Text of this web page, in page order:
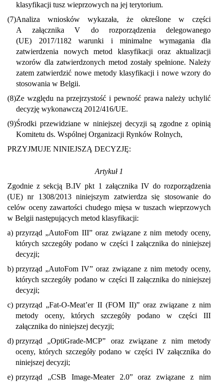
klasyfikacji tusz wieprzowych na jej terytorium.
(7)Analiza wniosków wykazała, że określone w części
A załącznika V do rozporządzenia delegowanego
(UE) 2017/1182 warunki i minimalne wymagania dla
zatwierdzenia nowych metod klasyfikacji oraz aktualizacji
wzorów dla zatwierdzonych metod zostały spełnione. Należy
zatem zatwierdzić nowe metody klasyfikacji i nowe wzory do
stosowania w Belgii.
(8)Ze względu na przejrzystość i pewność prawa należy uchylić
decyzję wykonawczą 2012/416/UE.
(9)Środki przewidziane w niniejszej decyzji są zgodne z opinią
Komitetu ds. Wspólnej Organizacji Rynków Rolnych,
PRZYJMUJE NINIEJSZĄ DECYZJĘ:
Artykuł 1
Zgodnie z sekcją B.IV pkt 1 załącznika IV do rozporządzenia
(UE) nr 1308/2013 niniejszym zatwierdza się stosowanie do
celów oceny zawartości chudego mięsa w tuszach wieprzowych
w Belgii następujących metod klasyfikacji:
a) przyrząd „AutoFom III” oraz związane z nim metody oceny,
których szczegóły podano w części I załącznika do niniejszej
decyzji;
b) przyrząd „AutoFom IV” oraz związane z nim metody oceny,
których szczegóły podano w części II załącznika do niniejszej
decyzji;
c) przyrząd „Fat-O-Meat’er II (FOM II)” oraz związane z nim
metody oceny, których szczegóły podano w części III
załącznika do niniejszej decyzji;
d) przyrząd „OptiGrade-MCP” oraz związane z nim metody
oceny, których szczegóły podano w części IV załącznika do
niniejszej decyzji;
e) przyrząd „CSB Image-Meater 2.0” oraz związane z nim